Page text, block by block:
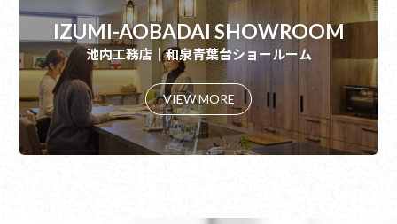
IZUMI-AOBADAI SHOWROOM
池内工務店｜和泉青葉台ショールーム
VIEW MORE